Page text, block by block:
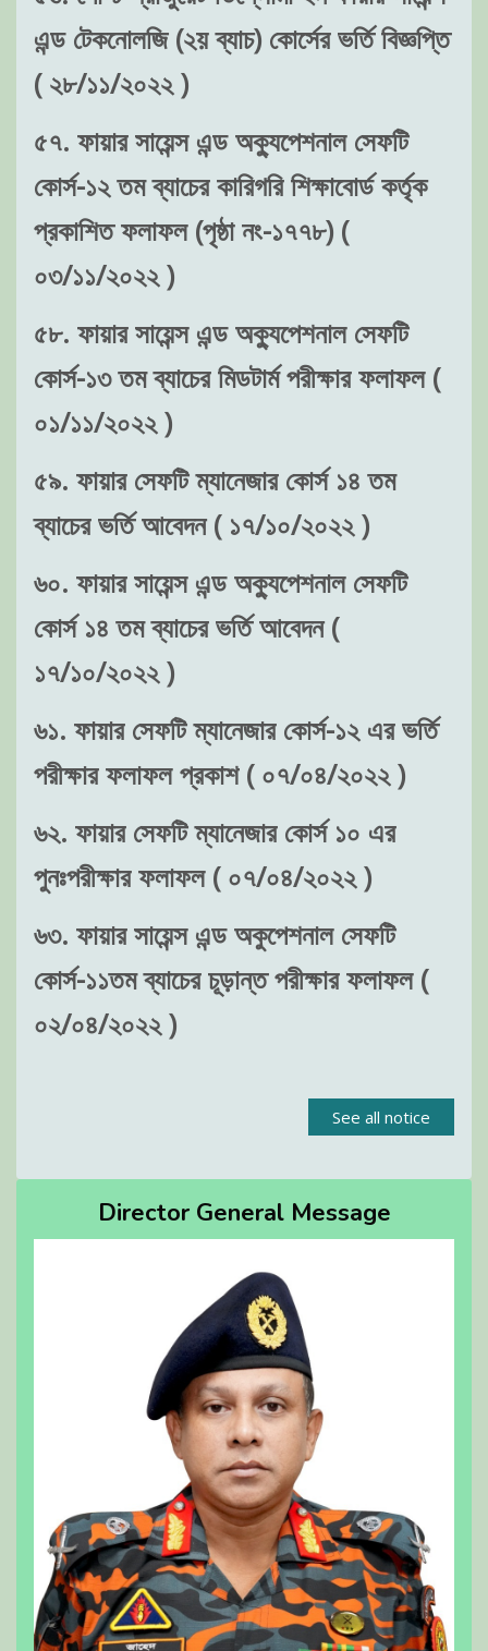
এন্ড টেকনোলজি (২য় ব্যাচ) কোর্সের ভর্তি বিজ্ঞপ্তি
( ২৮/১১/২০২২ )
৫৭. ফায়ার সায়েন্স এন্ড অক্যুপেশনাল সেফটি
কোর্স-১২ তম ব্যাচের কারিগরি শিক্ষাবোর্ড কর্তৃক
প্রকাশিত ফলাফল (পৃষ্ঠা নং-১৭৭৮) (
০৩/১১/২০২২ )
৫৮. ফায়ার সায়েন্স এন্ড অক্যুপেশনাল সেফটি
কোর্স-১৩ তম ব্যাচের মিডটার্ম পরীক্ষার ফলাফল (
০১/১১/২০২২ )
৫৯. ফায়ার সেফটি ম্যানেজার কোর্স ১৪ তম
ব্যাচের ভর্তি আবেদন ( ১৭/১০/২০২২ )
৬০. ফায়ার সায়েন্স এন্ড অক্যুপেশনাল সেফটি
কোর্স ১৪ তম ব্যাচের ভর্তি আবেদন (
১৭/১০/২০২২ )
৬১. ফায়ার সেফটি ম্যানেজার কোর্স-১২ এর ভর্তি
পরীক্ষার ফলাফল প্রকাশ ( ০৭/০৪/২০২২ )
৬২. ফায়ার সেফটি ম্যানেজার কোর্স ১০ এর
পুনঃপরীক্ষার ফলাফল ( ০৭/০৪/২০২২ )
৬৩. ফায়ার সায়েন্স এন্ড অকুপেশনাল সেফটি
কোর্স-১১তম ব্যাচের চূড়ান্ত পরীক্ষার ফলাফল (
০২/০৪/২০২২ )
See all notice
Director General Message